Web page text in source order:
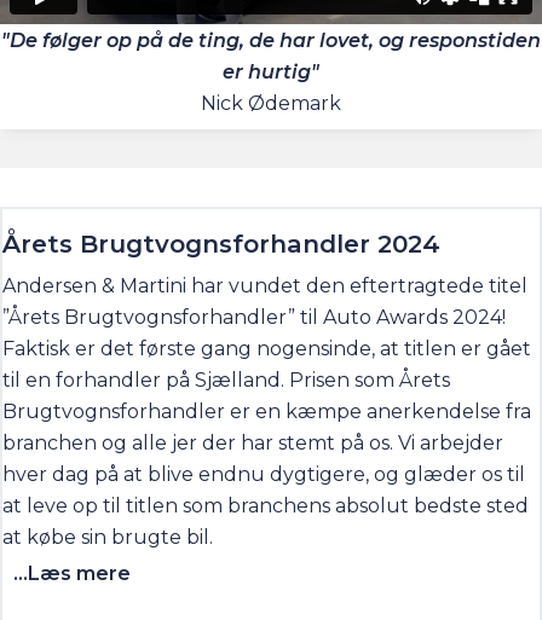
"De følger op på de ting, de har lovet, og responstiden
er hurtig"
Nick Ødemark
Årets Brugtvognsforhandler 2024
Andersen & Martini har vundet den eftertragtede titel
”Årets Brugtvognsforhandler” til Auto Awards 2024!
Faktisk er det første gang nogensinde, at titlen er gået
til en forhandler på Sjælland. Prisen som Årets
Brugtvognsforhandler er en kæmpe anerkendelse fra
branchen og alle jer der har stemt på os. Vi arbejder
hver dag på at blive endnu dygtigere, og glæder os til
at leve op til titlen som branchens absolut bedste sted
at købe sin brugte bil.
...Læs mere